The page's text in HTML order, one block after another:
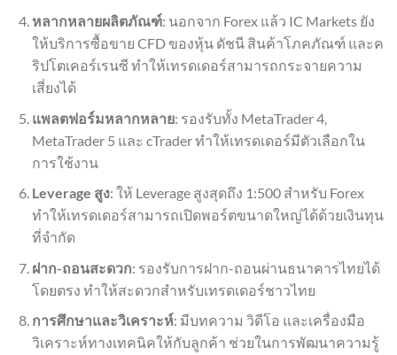
หลากหลายผลิตภัณฑ์: นอกจาก Forex แล้ว IC Markets ยัง
ให้บริการซื้อขาย CFD ของหุ้น ดัชนี สินค้าโภคภัณฑ์ และค
ริปโตเคอร์เรนซี ทำให้เทรดเดอร์สามารถกระจายความ
เสี่ยงได้
แพลตฟอร์มหลากหลาย: รองรับทั้ง MetaTrader 4,
MetaTrader 5 และ cTrader ทำให้เทรดเดอร์มีตัวเลือกใน
การใช้งาน
Leverage สูง: ให้ Leverage สูงสุดถึง 1:500 สำหรับ Forex
ทำให้เทรดเดอร์สามารถเปิดพอร์ตขนาดใหญ่ได้ด้วยเงินทุน
ที่จำกัด
ฝาก-ถอนสะดวก: รองรับการฝาก-ถอนผ่านธนาคารไทยได้
โดยตรง ทำให้สะดวกสำหรับเทรดเดอร์ชาวไทย
การศึกษาและวิเคราะห์: มีบทความ วิดีโอ และเครื่องมือ
วิเคราะห์ทางเทคนิคให้กับลูกค้า ช่วยในการพัฒนาความรู้